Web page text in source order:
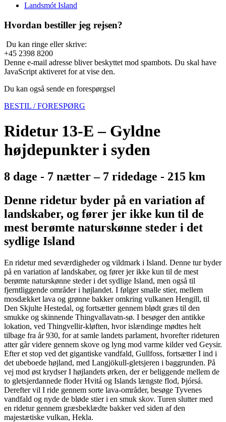
Landsmót Island
Hvordan bestiller jeg rejsen?
Du kan ringe eller skrive:
+45 2398 8200
Denne e-mail adresse bliver beskyttet mod spambots. Du skal have
JavaScript aktiveret for at vise den.
Du kan også sende en forespørgsel
BESTIL / FORESPØRG
Ridetur 13-E – Gyldne
højdepunkter i syden
8 dage - 7 nætter – 7 ridedage - 215 km
Denne ridetur byder på en variation af
landskaber, og fører jer ikke kun til de
mest berømte naturskønne steder i det
sydlige Island
En ridetur med seværdigheder og vildmark i Island. Denne tur byder
på en variation af landskaber, og fører jer ikke kun til de mest
berømte naturskønne steder i det sydlige Island, men også til
fjerntliggende områder i højlandet. I følger smalle stier, mellem
mosdækket lava og grønne bakker omkring vulkanen Hengill, til
Den Skjulte Hestedal, og fortsætter gennem blødt græs til den
smukke og skinnende Thingvallavatn-sø. I besøger den antikke
lokation, ved Thingvellir-kløften, hvor islændinge mødtes helt
tilbage fra år 930, for at samle landets parlament, hvorefter rideturen
atter går videre gennem skove og lyng mod varme kilder ved Geysir.
Efter et stop ved det gigantiske vandfald, Gullfoss, fortsætter I ind i
det ubeboede højland, med Langjökull-gletsjeren i baggrunden. På
vej mod øst krydser I højlandets ørken, der er beliggende mellem de
to gletsjerdannede floder Hvitá og Islands længste flod, Þjórsá.
Derefter vil I ride gennem sorte lava-områder, besøge Tyvenes
vandfald og nyde de bløde stier i en smuk skov. Turen slutter med
en ridetur gennem græsbeklædte bakker ved siden af den
majestætiske vulkan, Hekla.